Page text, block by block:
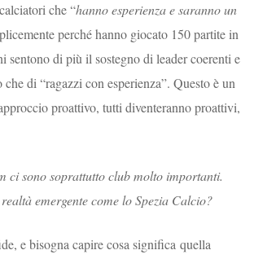
che “hanno esperienza e saranno un
perché hanno giocato 150 partite in
sentono di più il sostegno di leader coerenti e
di “ragazzi con esperienza”. Questo è un
proattivo, tutti diventeranno proattivi,
ci sono soprattutto club molto importanti.
emergente come lo Spezia Calcio?
e bisogna capire cosa significa quella